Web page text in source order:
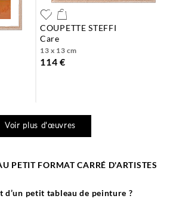
COUPETTE STEFFI
care
13 x 13 cm
114 €
Voir plus d'œuvres
PETIT FORMAT CARRÉ D'ARTISTES
d’un petit tableau de peinture ?